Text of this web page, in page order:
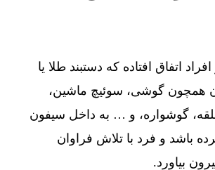
اتفاق افتاده که دستبند طلا یا
همچون گوشی، سوئیچ ماشین،
گوشواره، و … به داخل سیفون
باشد و فرد با تلاش فراوان
بیاورد.